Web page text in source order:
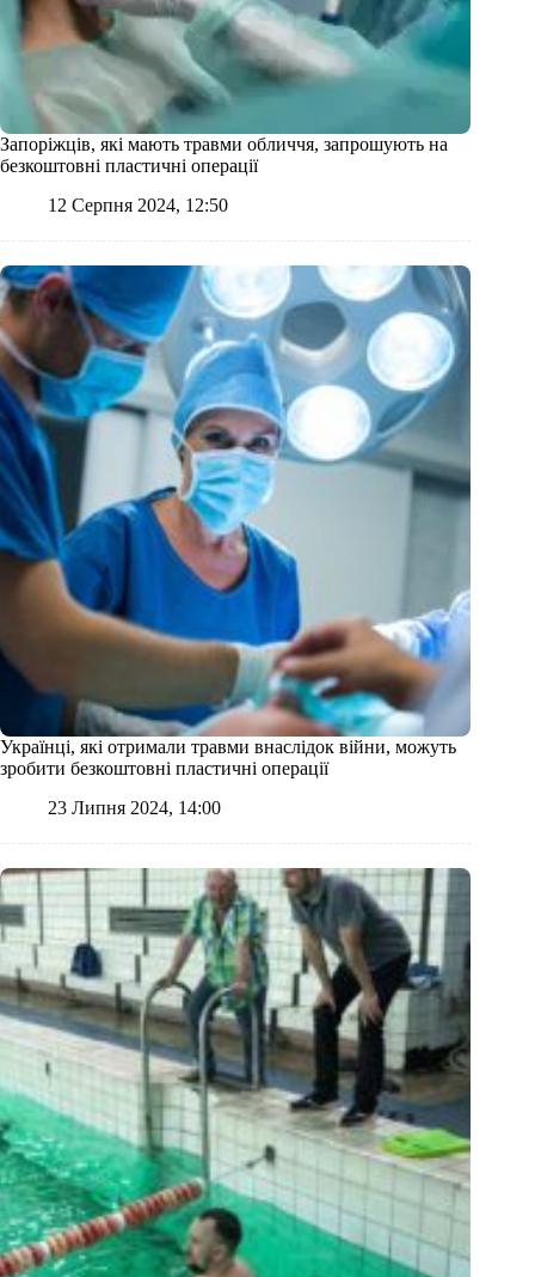
Запоріжців, які мають травми обличчя, запрошують на
безкоштовні пластичні операції
12 Серпня 2024, 12:50
Українці, які отримали травми внаслідок війни, можуть
зробити безкоштовні пластичні операції
23 Липня 2024, 14:00